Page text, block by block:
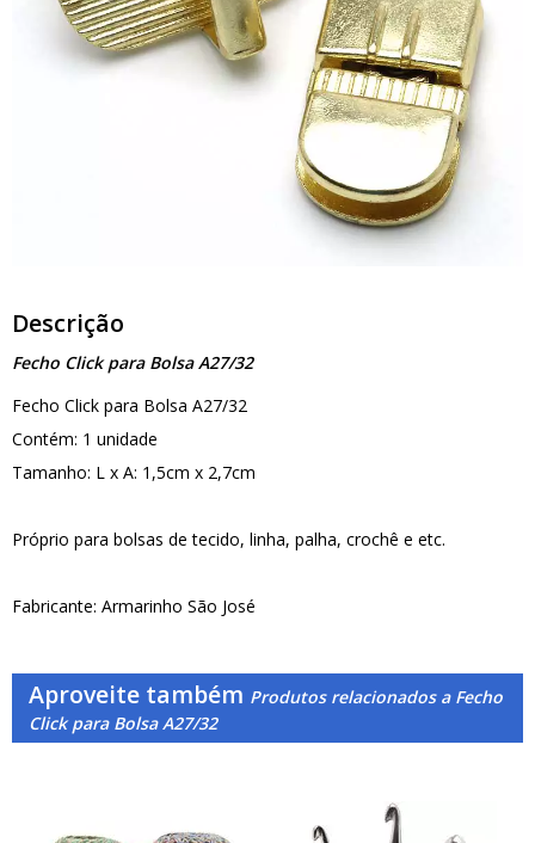
Descrição
Fecho Click para Bolsa A27/32
Fecho Click para Bolsa A27/32
Contém: 1 unidade
Tamanho: L x A: 1,5cm x 2,7cm
Próprio para bolsas de tecido, linha, palha, crochê e etc.
Fabricante: Armarinho São José
Aproveite também Produtos relacionados a Fecho
Click para Bolsa A27/32